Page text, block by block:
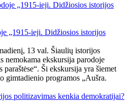
„1915-ieji. Didžiosios istorijos
13 val. Šiaulių istorijos
nemokama ekskursija parodoje
Ši ekskursija yra šiemet
gimtadienio programos „Aušra.